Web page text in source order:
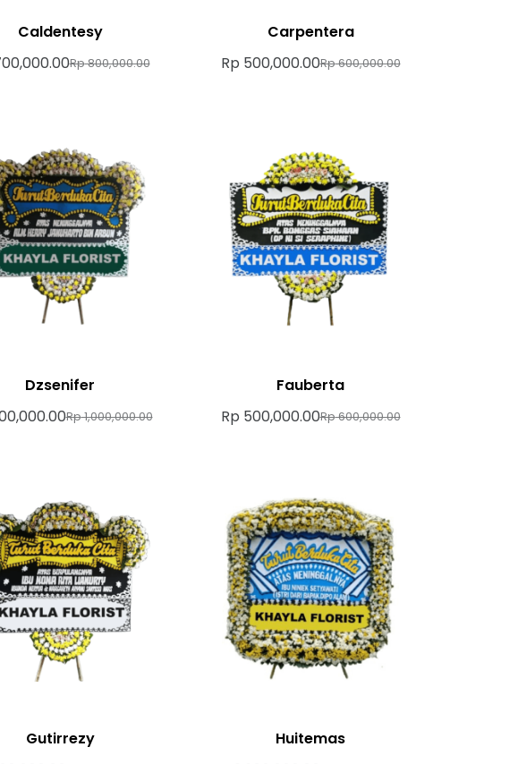
Caldentesy
Rp800,000.00
Carpentera
Rp600,000.00
Rp 500,000.00
Dzsenifer
Rp1,000,000.00
Fauberta
Rp600,000.00
Rp 500,000.00
Gutirrezy Huitemas